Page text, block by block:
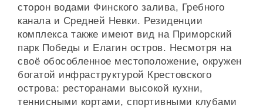
сторон водами Финского залива, Гребного
канала и Средней Невки. Резиденции
комплекса также имеют вид на Приморский
парк Победы и Елагин остров. Несмотря на
своё обособленное местоположение, окружен
богатой инфраструктурой Крестовского
острова: ресторанами высокой кухни,
теннисными кортами, спортивными клубами